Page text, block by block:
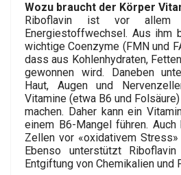
Wozu braucht der Körper
Riboflavin ist vor
Energiestoffwechsel. Aus ihm
wichtige Coenzyme (FMN und
dass aus Kohlenhydraten,
gewonnen wird. Daneben
Haut, Augen und
Vitamine (etwa B6 und
machen. Daher kann ein
einem B6-Mangel führen.
Zellen vor «oxidativem
Ebenso unterstützt
Entgiftung von Chemikalien und